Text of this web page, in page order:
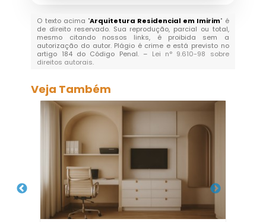
O texto acima "Arquitetura Residencial em Imirim" é
de direito reservado. Sua reprodução, parcial ou total,
mesmo citando nossos links, é proibida sem a
autorização do autor. Plágio é crime e está previsto no
artigo 184 do Código Penal. – Lei n° 9.610-98 sobre
direitos autorais.
Veja Também